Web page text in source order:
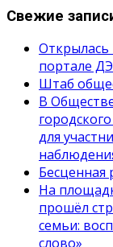
Свежие
Открылась
портале
Штаб
В
для
Бесценная
На
прошёл
семьи:
слово»